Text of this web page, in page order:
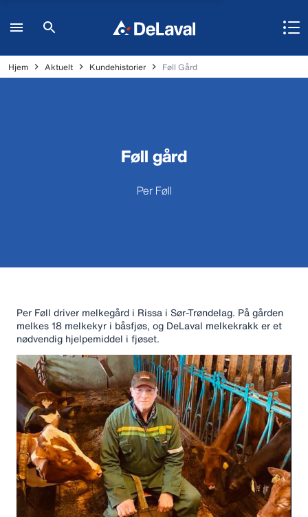
Hjem Aktuelt Kundehistorier Føll Gård
Føll gård
Per Føll
Per Føll driver melkegård i Rissa i Sør-Trøndelag. På gården
melkes 18 melkekyr i båsfjøs, og DeLaval melkekrakk er et
nødvendig hjelpemiddel i fjøset.